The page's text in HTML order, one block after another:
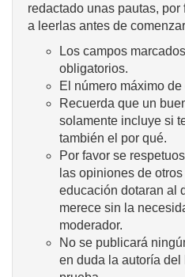
redactado unas pautas,
a leerlas antes de
Los campos
obligatorios.
El número máximo
Recuerda que un
solamente incluye si
también el por qué.
Por favor se
las opiniones de
educación dotaran al
merece sin la
moderador.
No se publicará
en duda la autoría